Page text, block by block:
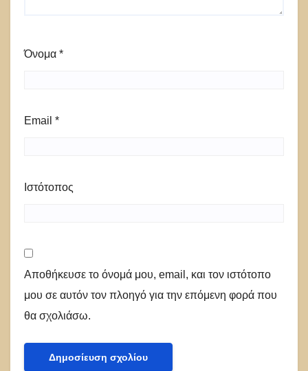
Όνομα *
Email *
Ιστότοπος
Αποθήκευσε το όνομά μου, email, και τον ιστότοπο
μου σε αυτόν τον πλοηγό για την επόμενη φορά που
θα σχολιάσω.